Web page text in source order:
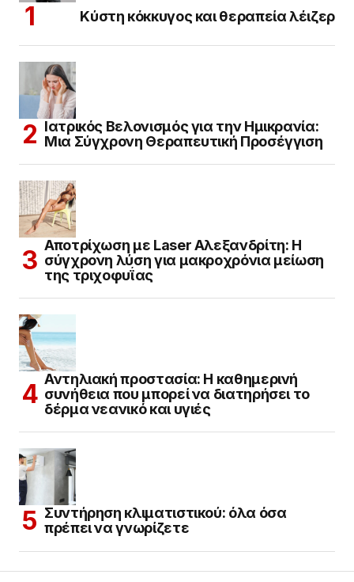
Κύστη κόκκυγος και θεραπεία λέιζερ
Ιατρικός Βελονισμός για την Ημικρανία:
Μια Σύγχρονη Θεραπευτική Προσέγγιση
Αποτρίχωση με Laser Αλεξανδρίτη: Η
σύγχρονη λύση για μακροχρόνια μείωση
της τριχοφυΐας
Αντηλιακή προστασία: Η καθημερινή
συνήθεια που μπορεί να διατηρήσει το
δέρμα νεανικό και υγιές
Συντήρηση κλιματιστικού: όλα όσα
πρέπει να γνωρίζετε